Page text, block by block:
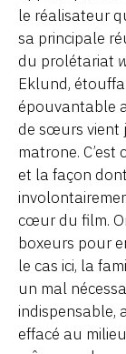
le réalisateur
sa principale
du prolétariat
Eklund,
épouvantable
de sœurs vient
matrone.
et la façon
cœur du film.
boxeurs pour
le cas ici, la
un mal
indispensable,
effacé au